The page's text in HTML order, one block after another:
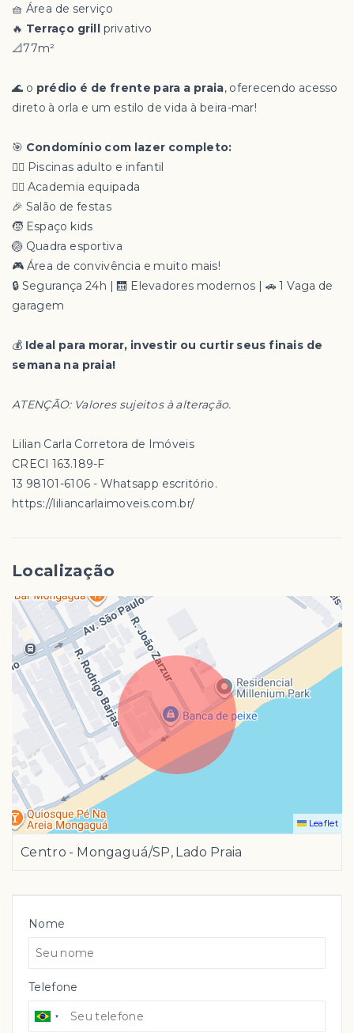
Nome
Telefone
🧺 Área de serviço
🔥 Terraço grill privativo
📐77m²
🌊 o prédio é de frente para a praia, oferecendo acesso
direto à orla e um estilo de vida à beira-mar!
🎯 Condomínio com lazer completo:
🏊‍♂️ Piscinas adulto e infantil
🏋️‍♀️ Academia equipada
🎉 Salão de festas
🧒 Espaço kids
🏐 Quadra esportiva
🎮 Área de convivência e muito mais!
🔒 Segurança 24h | 🛗 Elevadores modernos | 🚗 1 Vaga de
garagem
💰 Ideal para morar, investir ou curtir seus finais de
semana na praia!
ATENÇÃO: Valores sujeitos à alteração.
Lilian Carla Corretora de Imóveis
CRECI 163.189-F
13 98101-6106 - Whatsapp escritório.
https://liliancarlaimoveis.com.br/
Localização
Leaflet
Centro - Mongaguá/SP, Lado Praia